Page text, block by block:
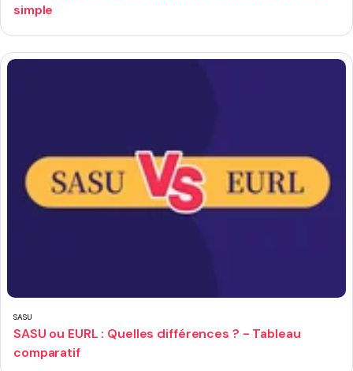
simple
SASU
SASU ou EURL : Quelles différences ? - Tableau
comparatif